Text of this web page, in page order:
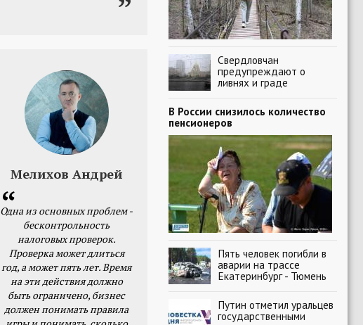
Мелихов Андрей
Одна из основных проблем -
бесконтрольность
налоговых проверок.
Проверка может длиться
год, а может пять лет. Время
на эти действия должно
быть ограничено, бизнес
должен понимать правила
Свердловчан
предупреждают о
ливнях и граде
В России снизилось количество
пенсионеров
Пять человек погибли в
аварии на трассе
Екатеринбург - Тюмень
Путин отметил уральцев
государственными